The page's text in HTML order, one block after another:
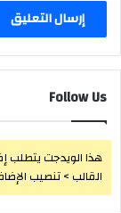
Follow Us
هذا الويدجت يتطلب
القالب > تنصيب